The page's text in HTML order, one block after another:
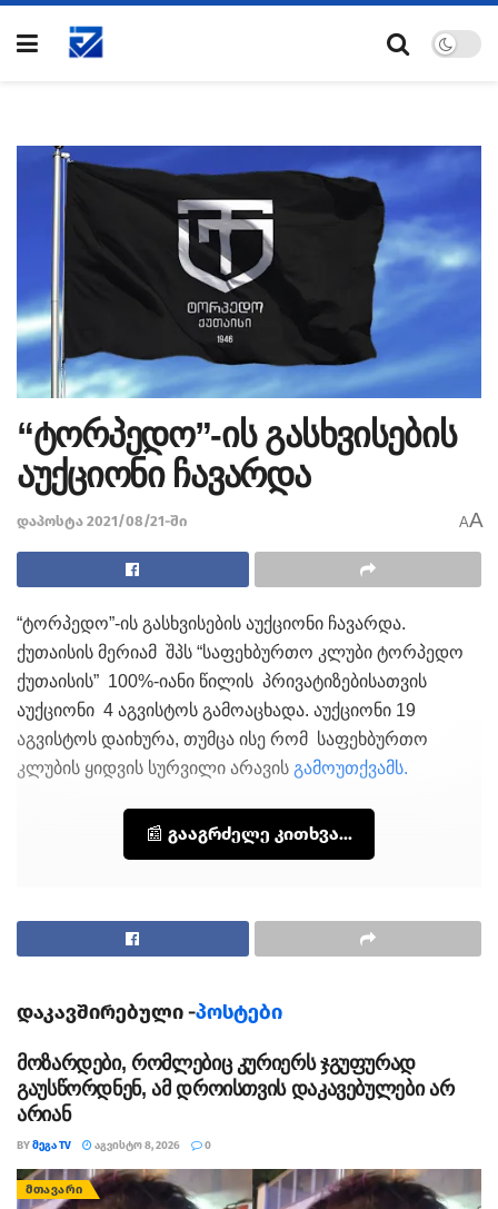
“ტორპედო”-ის გასხვისების
აუქციონი ჩავარდა
დაპოსტა 2021/08/21-ში AA
“ტორპედო”-ის გასხვისების აუქციონი ჩავარდა.
ქუთაისის მერიამ შპს “საფეხბურთო კლუბი ტორპედო
ქუთაისის” 100%-იანი წილის პრივატიზებისათვის
აუქციონი 4 აგვისტოს გამოაცხადა. აუქციონი 19
აგვისტოს დაიხურა, თუმცა ისე რომ საფეხბურთო
კლუბის ყიდვის სურვილი არავის გამოუთქვამს.
📰 გააგრძელე კითხვა...
დაკავშირებული -პოსტები
მოზარდები, რომლებიც კურიერს ჯგუფურად
გაუსწორდნენ, ამ დროისთვის დაკავებულები არ
არიან
BYᲛᲔᲒᲐ TV ᲐᲒᲕᲘᲡᲢᲝ 8, 2026 0
ᲛᲗᲐᲕᲐᲠᲘ